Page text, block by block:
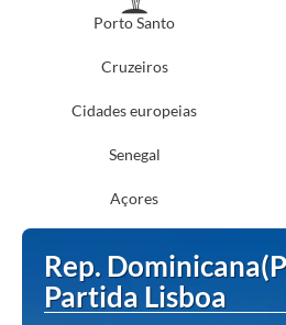
Porto Santo
Cruzeiros
Cidades europeias
Senegal
Açores
Rep.
Partida Lisboa